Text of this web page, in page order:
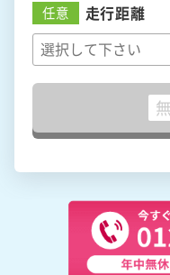
任意 走行距離